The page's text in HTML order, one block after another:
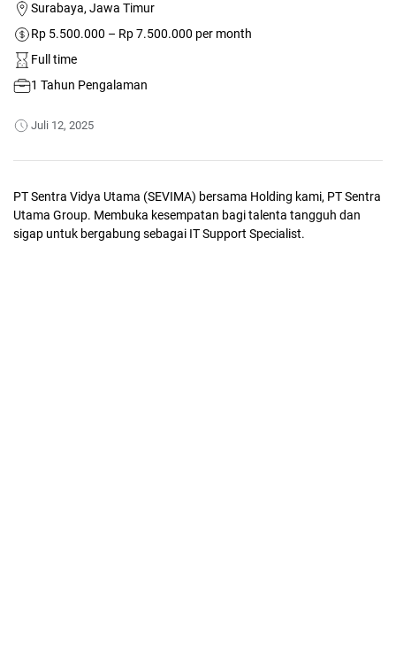
Surabaya, Jawa Timur
Rp 5.500.000 – Rp 7.500.000 per month
Full time
1 Tahun Pengalaman
Juli 12, 2025
PT Sentra Vidya Utama (SEVIMA) bersama Holding kami, PT Sentra
Utama Group. Membuka kesempatan bagi talenta tangguh dan
sigap untuk bergabung sebagai IT Support Specialist.